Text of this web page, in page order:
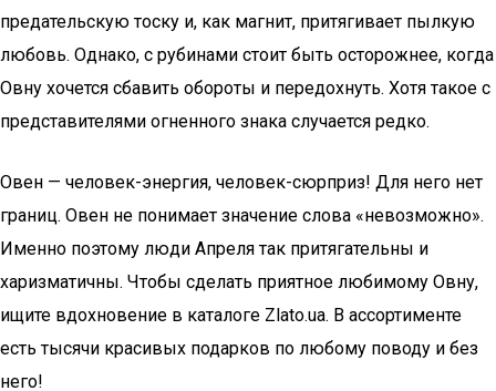
предательскую тоску и, как магнит, притягивает пылкую
любовь. Однако, с рубинами стоит быть осторожнее, когда
Овну хочется сбавить обороты и передохнуть. Хотя такое с
представителями огненного знака случается редко.
Овен — человек-энергия, человек-сюрприз! Для него нет
границ. Овен не понимает значение слова «невозможно».
Именно поэтому люди Апреля так притягательны и
харизматичны. Чтобы сделать приятное любимому Овну,
ищите вдохновение в каталоге Zlato.ua. В ассортименте
есть тысячи красивых подарков по любому поводу и без
него!